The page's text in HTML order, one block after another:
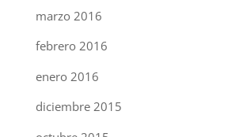
marzo 2016
febrero 2016
enero 2016
diciembre 2015